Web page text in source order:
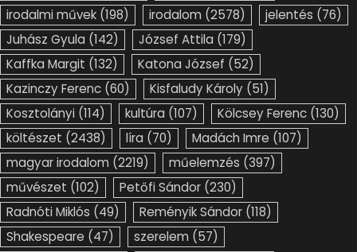
irodalmi művek (198) irodalom (2578) jelentés (76)
Juhász Gyula (142) József Attila (179)
Kaffka Margit (132) Katona József (52)
Kazinczy Ferenc (60) Kisfaludy Károly (51)
Kosztolányi (114) kultúra (107) Kölcsey Ferenc (130)
költészet (2438) líra (70) Madách Imre (107)
magyar irodalom (2219) műelemzés (397)
művészet (102) Petőfi Sándor (230)
Radnóti Miklós (49) Reményik Sándor (118)
Shakespeare (47) szerelem (57)